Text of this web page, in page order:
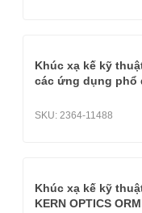
Khúc xạ kế kỹ
các ứng dụng phổ
SKU: 2364-11488
Khúc xạ kế kỹ
KERN OPTICS